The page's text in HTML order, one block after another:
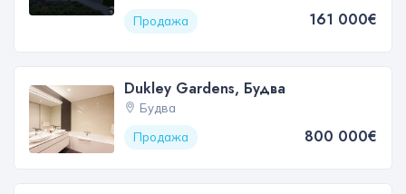
Продажа
161 000€
Dukley Gardens, Будва
Будва
Продажа
800 000€